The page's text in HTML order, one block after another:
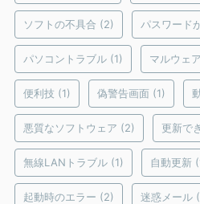
ソフトの不具合 (2) パスワード
パソコントラブル (1) マルウェア
便利技 (1) 偽警告画面 (1)
悪質なソフトウェア (2) 更新で
無線LANトラブル (1) 自動更新
起動時のエラー (2) 迷惑メール